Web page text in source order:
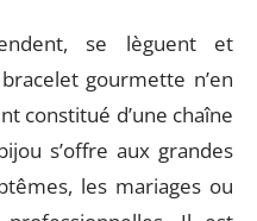
se lèguent et
gourmette n’en
constitué d’une chaîne
s’offre aux grandes
les mariages ou